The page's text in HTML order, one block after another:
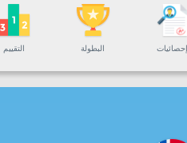
إحصائيات البطولة التقييم